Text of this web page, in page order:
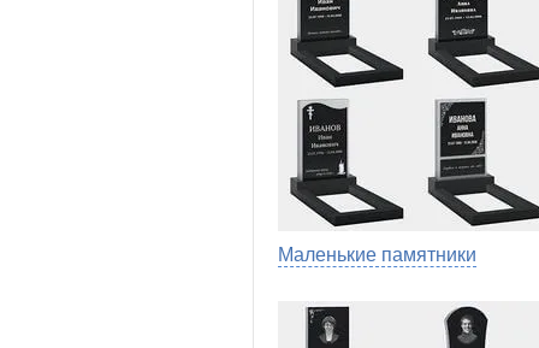
Маленькие памятники